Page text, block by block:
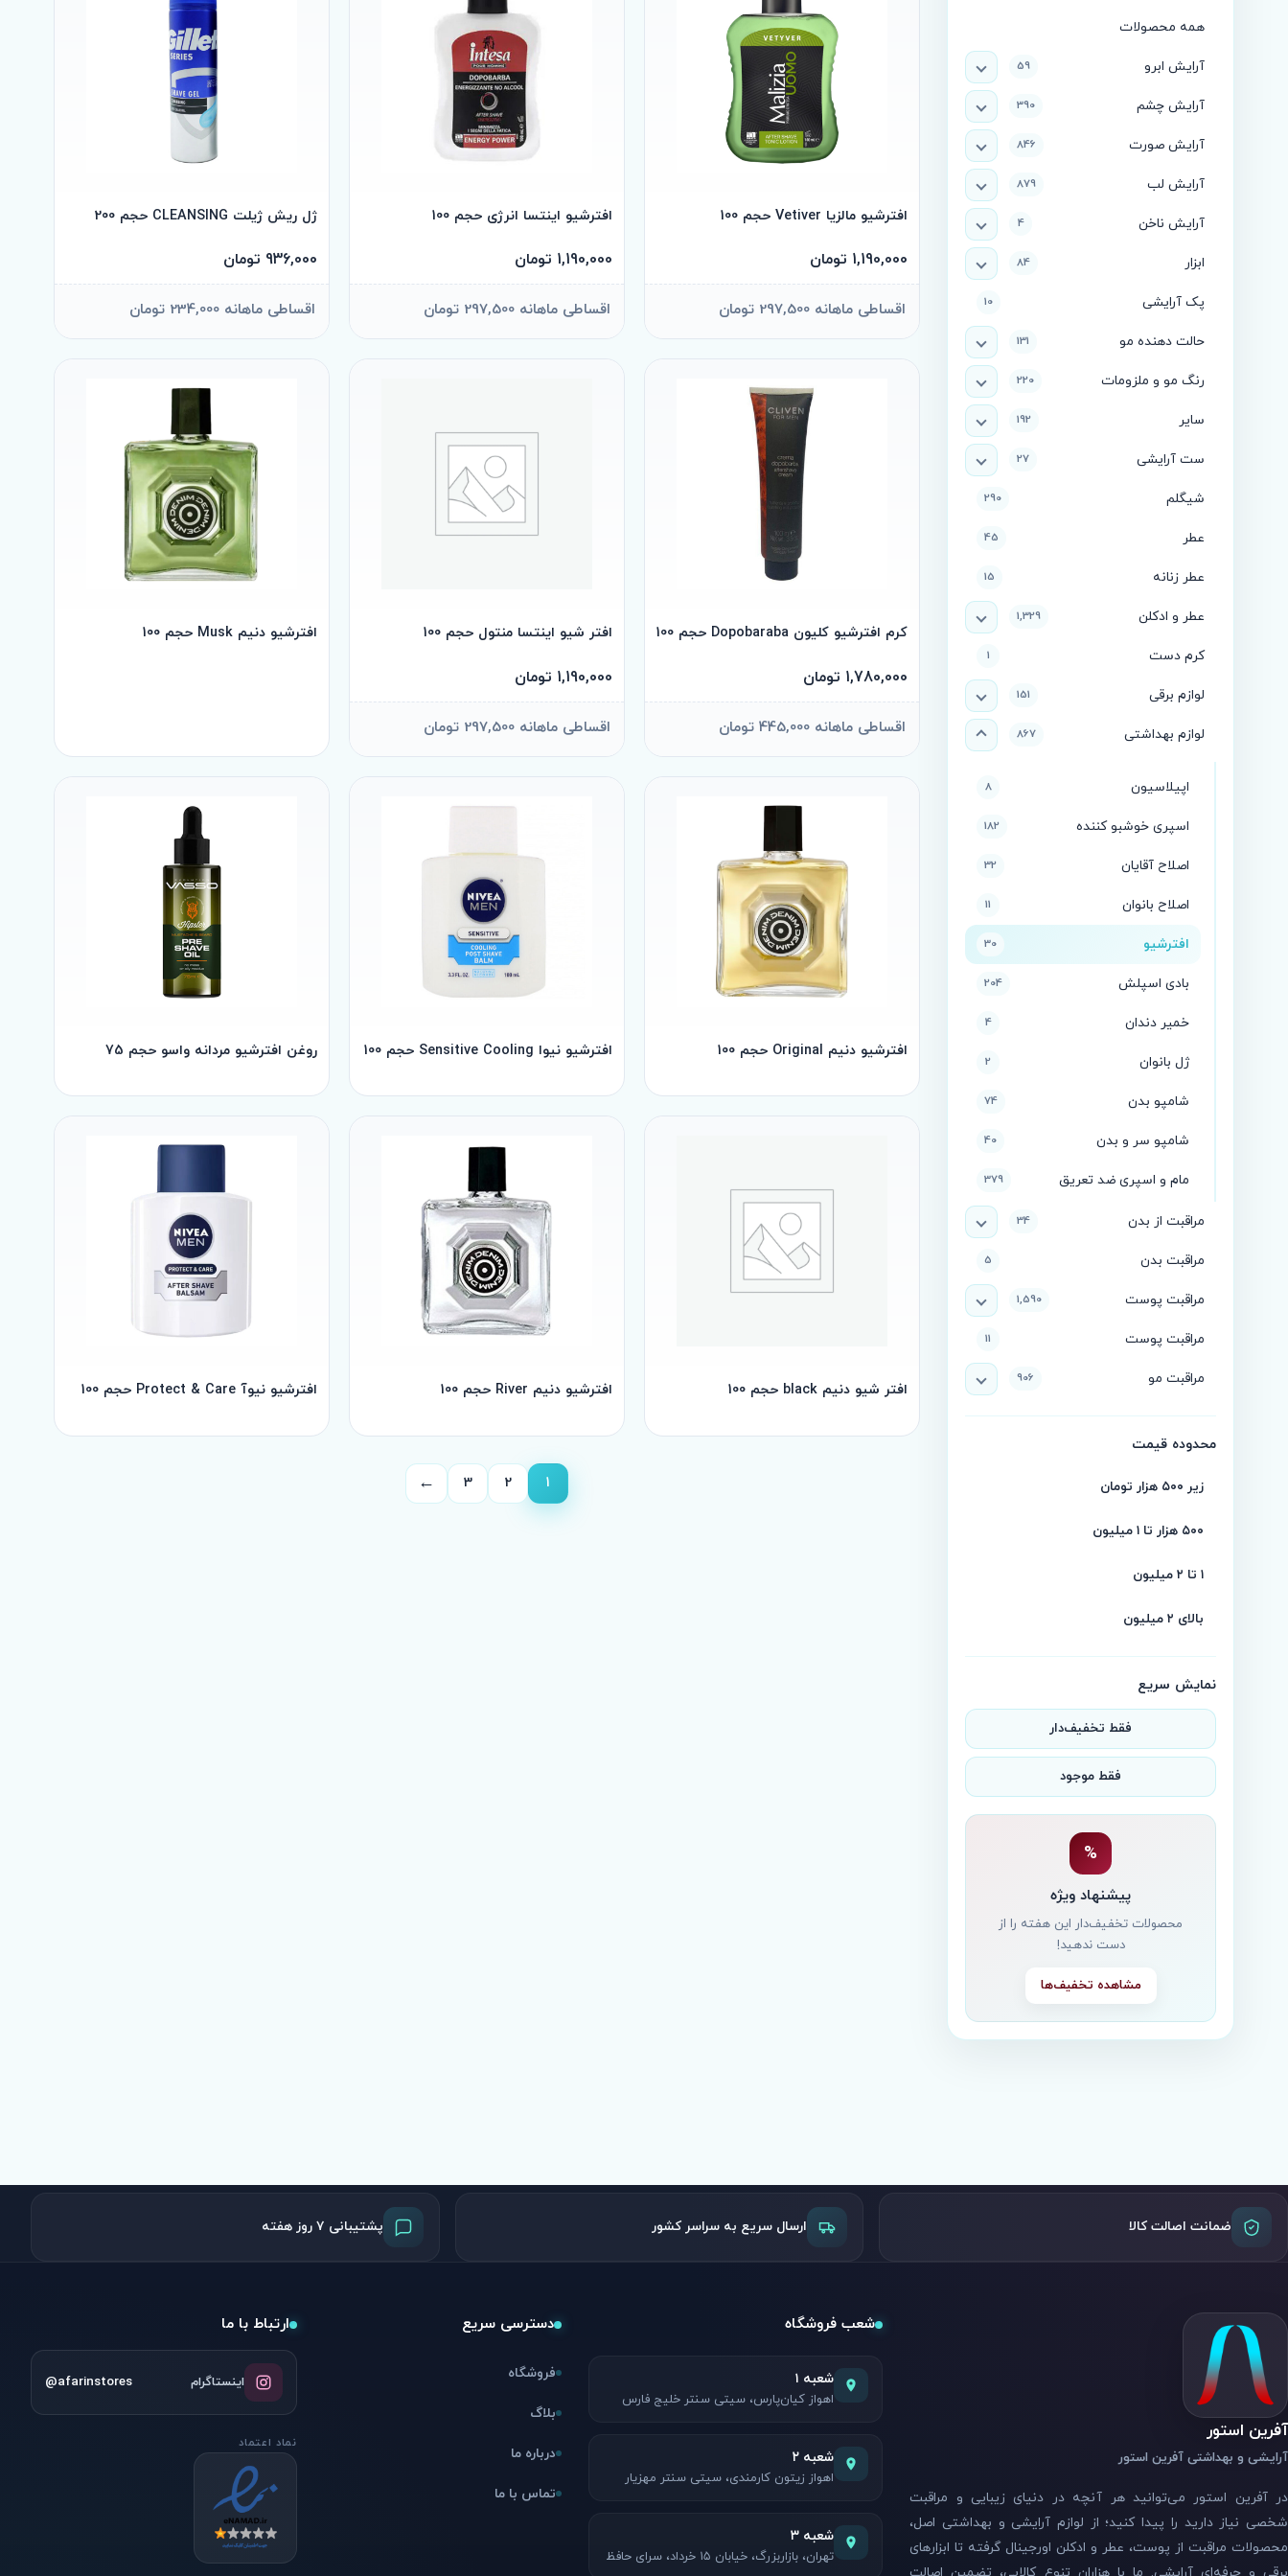
همه محصولات
آرایش ابرو 59
آرایش چشم 390
آرایش صورت 846
آرایش لب 879
آرایش ناخن 4
ابزار 84
پک آرایشی 10
حالت دهنده مو 131
رنگ مو و ملزومات 220
سایر 192
ست آرایشی 27
شیگلم 290
عطر 45
عطر زنانه 15
عطر و ادکلن 1,329
کرم دست 1
لوازم برقی 151
لوازم بهداشتی 867
اپیلاسیون 8
اسپری خوشبو کننده 182
اصلاح آقایان 32
اصلاح بانوان 11
افترشیو 30
بادی اسپلش 204
خمیر دندان 4
ژل بانوان 2
شامپو بدن 74
شامپو سر و بدن 40
مام و اسپری ضد تعریق 379
مراقبت از بدن 34
مراقبت بدن 5
مراقبت پوست 1,590
مراقبت پوست 11
مراقبت مو 906
محدوده قیمت
زیر ۵۰۰ هزار تومان
۵۰۰ هزار تا ۱ میلیون
۱ تا ۲ میلیون
بالای ۲ میلیون
نمایش سریع
فقط تخفیف‌دار
فقط موجود
%
پیشنهاد ویژه
محصولات تخفیف‌دار این هفته را از
دست ندهید!
مشاهده تخفیف‌ها
افترشیو مالزیا Vetiver حجم 100
1,190,000 تومان
اقساطی ماهانه 297,500 تومان
افترشیو اینتسا انرژی حجم 100
1,190,000 تومان
اقساطی ماهانه 297,500 تومان
ژل ریش ژیلت CLEANSING حجم 200
936,000 تومان
اقساطی ماهانه 234,000 تومان
کرم افترشیو کلیون Dopobaraba حجم 100
1,780,000 تومان
اقساطی ماهانه 445,000 تومان
افتر شیو اینتسا منتول حجم 100
1,190,000 تومان
اقساطی ماهانه 297,500 تومان
افترشیو دنیم Musk حجم 100
افترشیو دنیم Original حجم 100 افترشیو نیوا Sensitive Cooling حجم 100 روغن افترشیو مردانه واسو حجم 75
افتر شیو دنیم black حجم 100 افترشیو دنیم River حجم 100 افترشیو نیوآ Protect & Care حجم 100
1
2
3
←
صفحه
ضمانت اصالت کالا ارسال سریع به سراسر کشور پشتیبانی ۷ روز هفته
آفرین استور
آرایشی و بهداشتی آفرین استور
در آفرین استور می‌توانید هر آنچه در دنیای زیبایی و مراقبت
شخصی نیاز دارید را پیدا کنید؛ از لوازم آرایشی و بهداشتی اصل،
محصولات مراقبت از پوست، عطر و ادکلن اورجینال گرفته تا ابزارهای
شعب فروشگاه
شعبه ۱
اهواز کیان‌پارس، سیتی سنتر خلیج فارس
شعبه ۲
اهواز زیتون کارمندی، سیتی سنتر مهزیار
شعبه ۳
تهران، بازاربزرگ، خیابان ۱۵ خرداد، سرای حافظ
دسترسی سریع
فروشگاه
بلاگ
درباره ما
تماس با ما
ارتباط با ما
اینستاگرام @afarinstores
نماد اعتماد